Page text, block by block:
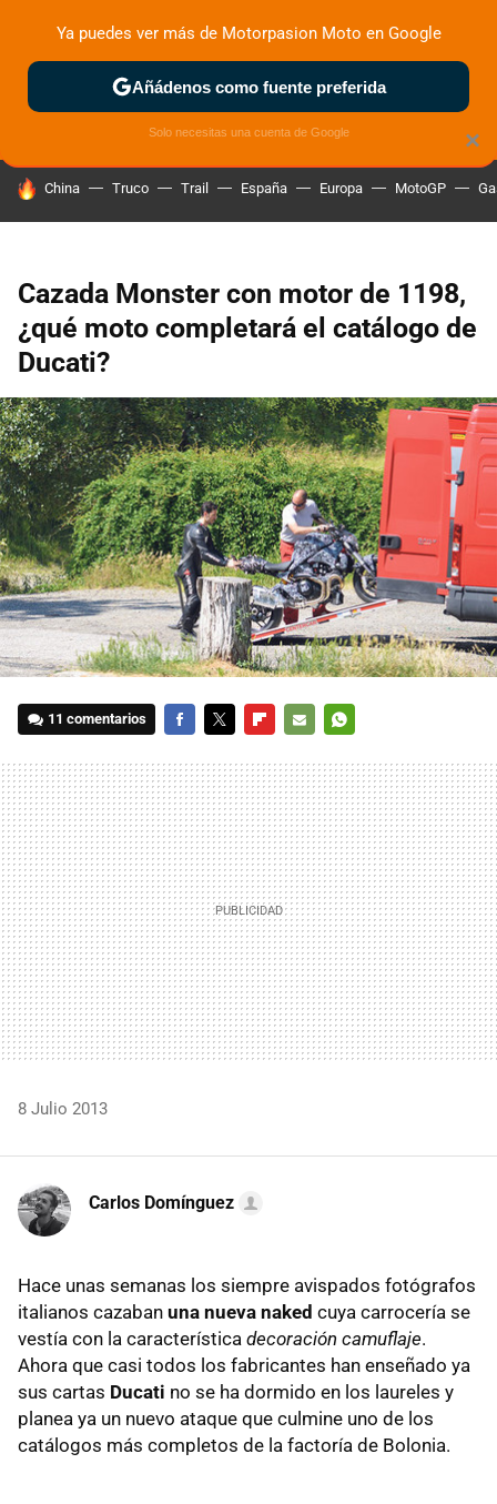
ZONA DE PRUEBAS DEPORTIVAS MOTOS ELÉCTRICAS
HOY SE HABLA DE
China Truco Trail España Europa MotoGP
Cazada Monster con motor de 1198,
¿qué moto completará el catálogo de
Ducati?
11 comentarios
MAIL
8 Julio 2013
Carlos Domínguez
Hace unas semanas los siempre avispados fotógrafos
italianos cazaban una nueva naked cuya carrocería se
vestía con la característica decoración camuflaje.
Ahora que casi todos los fabricantes han enseñado ya
sus cartas Ducati no se ha dormido en los laureles y
planea ya un nuevo ataque que culmine uno de los
catálogos más completos de la factoría de Bolonia.
×
Ya puedes ver más de Motorpasion Moto en Google
Añádenos como fuente preferida
Solo necesitas una cuenta de Google